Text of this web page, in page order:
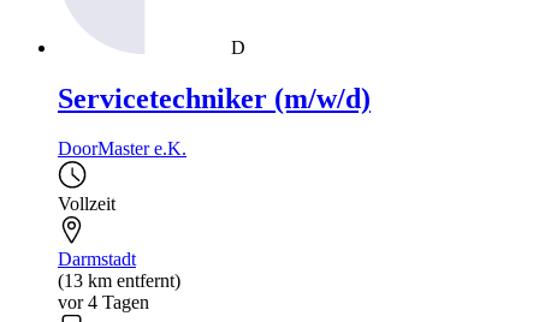
D
Servicetechniker (m/w/d)
DoorMaster e.K.
Vollzeit
Darmstadt
(13 km entfernt)
vor 4 Tagen